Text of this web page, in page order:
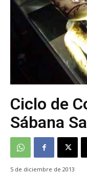
Ciclo de
Sábana
5 de diciembre de 2013